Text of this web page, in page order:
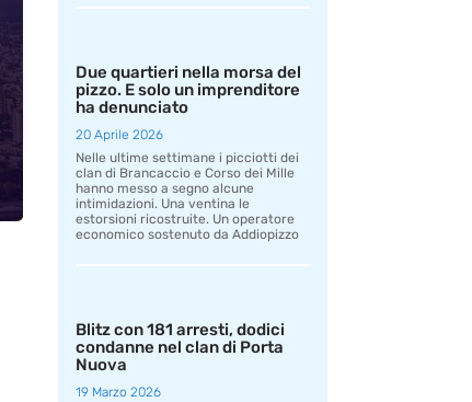
Due quartieri nella morsa del
pizzo. E solo un imprenditore
ha denunciato
20 Aprile 2026
Nelle ultime settimane i picciotti dei
clan di Brancaccio e Corso dei Mille
hanno messo a segno alcune
intimidazioni. Una ventina le
estorsioni ricostruite. Un operatore
economico sostenuto da Addiopizzo
Blitz con 181 arresti, dodici
condanne nel clan di Porta
Nuova
19 Marzo 2026